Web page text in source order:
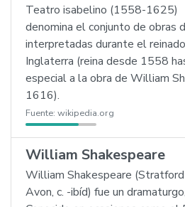
Teatro isabelino (1558-1625)
denomina el conjunto de obras
interpretadas durante el
Inglaterra (reina desde 1558
especial a la obra de William
1616).
Fuente: wikipedia.org
William Shakespeare
William Shakespeare
Avon, c. -ibíd) fue un